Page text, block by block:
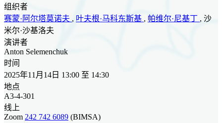
组织者
赛蒙·阿尔塔莫诺夫 , 叶夫根·马科东斯基 , 帕维尔·尼基丁 , 沙
米尔·沙基洛夫
演讲者
Anton Selemenchuk
时间
2025年11月14日 13:00 至 14:30
地点
A3-4-301
线上
Zoom 242 742 6089 (BIMSA)